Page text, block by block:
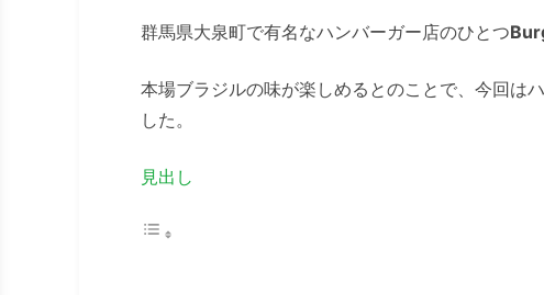
群馬県大泉町で有名なハンバーガー店のひとつ
本場ブラジルの味が楽しめるとのことで、今回は
した。
見出し